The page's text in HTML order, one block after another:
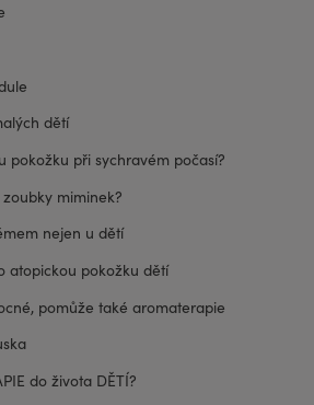
dětí
pokožku při sychravém počasí?
miminek?
nejen u dětí
atopickou pokožku dětí
pomůže také aromaterapie
do života DĚTÍ?